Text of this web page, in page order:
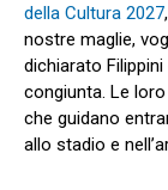
della Cultura 2027
nostre maglie,
dichiarato
congiunta. Le
che guidano
allo stadio e